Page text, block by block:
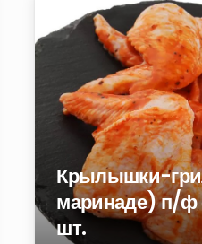
лоток
Крылышки-
маринаде) п/ф
шт.